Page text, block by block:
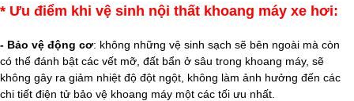
* Ưu điểm khi vệ sinh nội thất khoang máy xe hơi:
- Bảo vệ động cơ: không những vệ sinh sạch sẽ bên ngoài mà còn
có thể đánh bật các vết mỡ, đất bẩn ở sâu trong khoang máy, sẽ
không gây ra giảm nhiệt độ đột ngột, không làm ảnh hưởng đến các
chi tiết điện tử bảo vệ khoang máy một các tối ưu nhất.